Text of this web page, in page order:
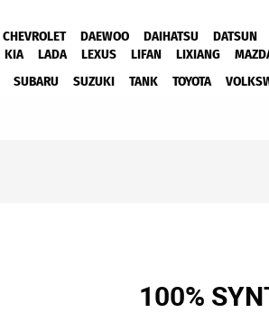
CHEVROLET DAEWOO DAIHATSU DATSUN
KIA LADA LEXUS LIFAN LIXIANG
SUBARU SUZUKI TANK TOYOTA
100%